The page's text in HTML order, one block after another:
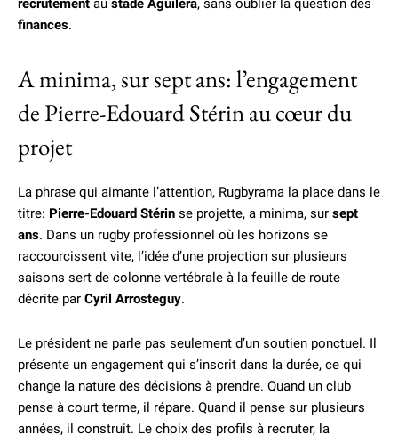
recrutement au stade Aguiléra, sans oublier la question des
finances.
A minima, sur sept ans: l’engagement
de Pierre-Edouard Stérin au cœur du
projet
La phrase qui aimante l’attention, Rugbyrama la place dans le
titre: Pierre-Edouard Stérin se projette, a minima, sur sept
ans. Dans un rugby professionnel où les horizons se
raccourcissent vite, l’idée d’une projection sur plusieurs
saisons sert de colonne vertébrale à la feuille de route
décrite par Cyril Arrosteguy.
Le président ne parle pas seulement d’un soutien ponctuel. Il
présente un engagement qui s’inscrit dans la durée, ce qui
change la nature des décisions à prendre. Quand un club
pense à court terme, il répare. Quand il pense sur plusieurs
années, il construit. Le choix des profils à recruter, la